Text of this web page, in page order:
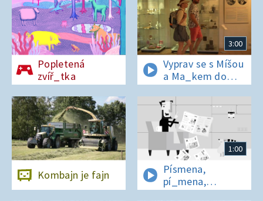
Popletená
zvíř_tka
3:00
Vyprav se s Míšou
a Ma_kem do
Dobrovických
muzeí
Kombajn je fajn
1:00
Písmena,
pí_mena,
písmena